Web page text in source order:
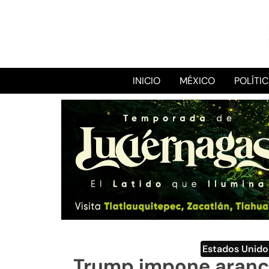
INICIO MÉXICO
Estados